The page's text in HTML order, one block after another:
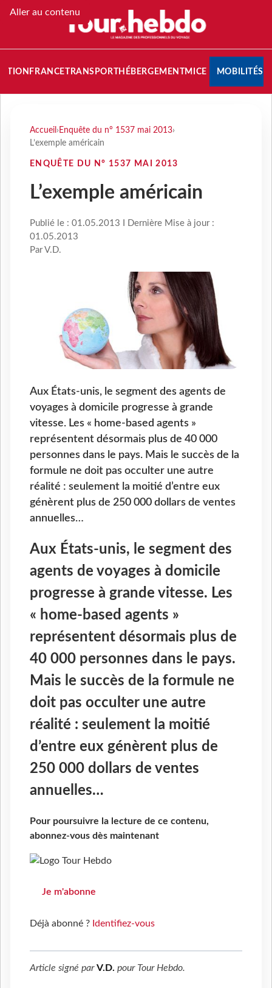
Aller au contenu
FRANCETRANSPORT HÉBERGEMENTMICE MOBILITÉS
Accueil › Enquête du n° 1537 mai 2013›
L’exemple américain
ENQUÊTE DU N° 1537 MAI 2013
L’exemple américain
Publié le : 01.05.2013 I Dernière Mise à jour :
01.05.2013
Par V.D.
Aux États-unis, le segment des agents de
voyages à domicile progresse à grande
vitesse. Les « home-based agents »
représentent désormais plus de 40 000
personnes dans le pays. Mais le succès de la
formule ne doit pas occulter une autre
réalité : seulement la moitié d’entre eux
génèrent plus de 250 000 dollars de ventes
annuelles…
Aux États-unis, le segment des
agents de voyages à domicile
progresse à grande vitesse. Les
« home-based agents »
représentent désormais plus de
40 000 personnes dans le pays.
Mais le succès de la formule ne
doit pas occulter une autre
réalité : seulement la moitié
d’entre eux génèrent plus de
250 000 dollars de ventes
annuelles…
Pour poursuivre la lecture de ce contenu,
abonnez-vous dès maintenant
Je m'abonne
Déjà abonné ? Identifiez-vous
Article signé parV.D. pour Tour Hebdo.